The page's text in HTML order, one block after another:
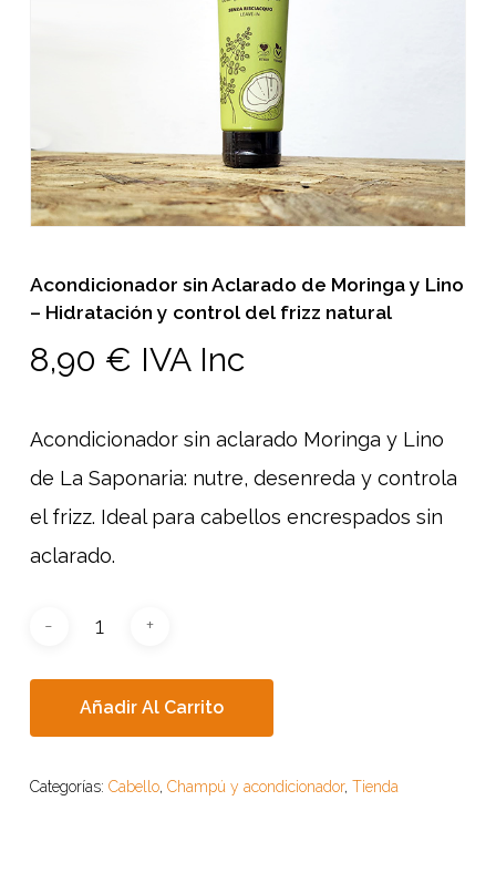
Acondicionador sin Aclarado de Moringa y Lino
– Hidratación y control del frizz natural
8,90 € IVA Inc
Acondicionador sin aclarado Moringa y Lino
de La Saponaria: nutre, desenreda y controla
el frizz. Ideal para cabellos encrespados sin
aclarado.
Añadir Al Carrito
Categorías: Cabello, Champú y acondicionador, Tienda